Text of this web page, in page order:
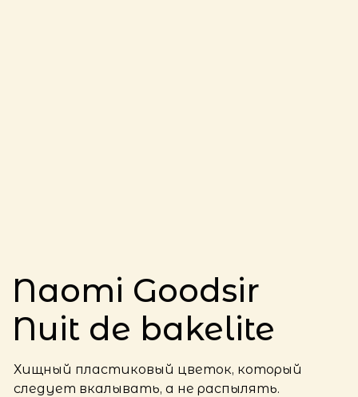
Naomi Goodsir
Nuit de bakelite
Хищный пластиковый цветок, который
следует вкалывать, а не распылять.